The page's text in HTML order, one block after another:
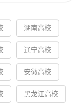
湖南高校
辽宁高校
安徽高校
黑龙江高校